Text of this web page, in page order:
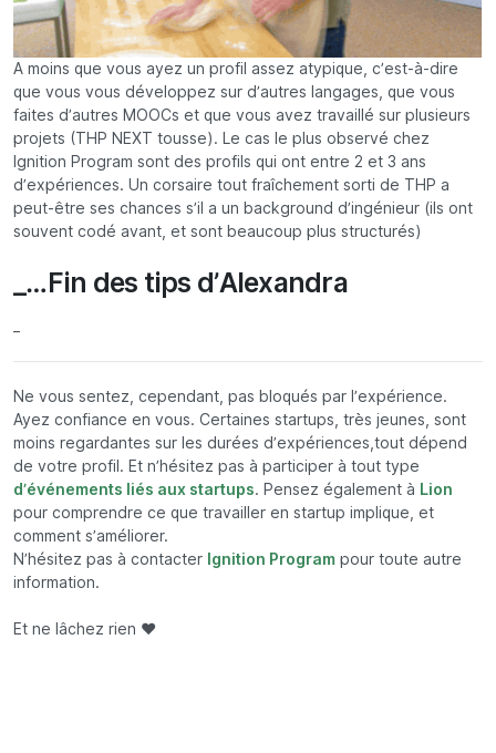
A moins que vous ayez un profil assez atypique, c’est-à-dire
que vous vous développez sur d’autres langages, que vous
faites d’autres MOOCs et que vous avez travaillé sur plusieurs
projets (THP NEXT tousse). Le cas le plus observé chez
Ignition Program sont des profils qui ont entre 2 et 3 ans
d’expériences. Un corsaire tout fraîchement sorti de THP a
peut-être ses chances s’il a un background d’ingénieur (ils ont
souvent codé avant, et sont beaucoup plus structurés)
_…Fin des tips d’Alexandra
Ne vous sentez, cependant, pas bloqués par l’expérience.
Ayez confiance en vous. Certaines startups, très jeunes, sont
moins regardantes sur les durées d’expériences,tout dépend
de votre profil. Et n’hésitez pas à participer à tout type
d’événements liés aux startups. Pensez également à Lion
pour comprendre ce que travailler en startup implique, et
comment s’améliorer.
N’hésitez pas à contacter Ignition Program pour toute autre
information.
Et ne lâchez rien ❤